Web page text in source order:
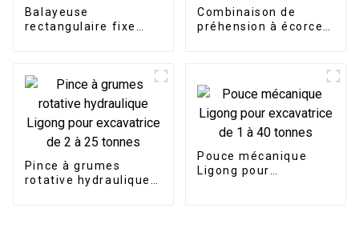
Balayeuse
rectangulaire fixe
Combinaison de
préhension à écorce
Pince à grumes
rotative hydraulique
Pouce mécanique
Ligong pour